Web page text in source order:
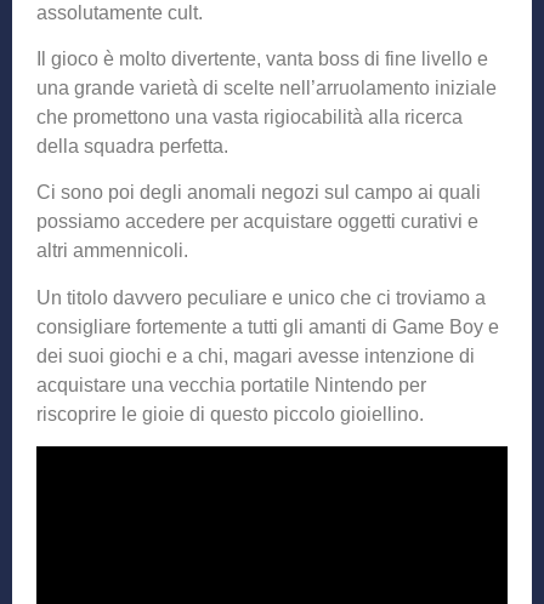
assolutamente cult.
Il gioco è molto divertente, vanta boss di fine livello e
una grande varietà di scelte nell’arruolamento iniziale
che promettono una vasta rigiocabilità alla ricerca
della squadra perfetta.
Ci sono poi degli anomali negozi sul campo ai quali
possiamo accedere per acquistare oggetti curativi e
altri ammennicoli.
Un titolo davvero peculiare e unico che ci troviamo a
consigliare fortemente a tutti gli amanti di Game Boy e
dei suoi giochi e a chi, magari avesse intenzione di
acquistare una vecchia portatile Nintendo per
riscoprire le gioie di questo piccolo gioiellino.